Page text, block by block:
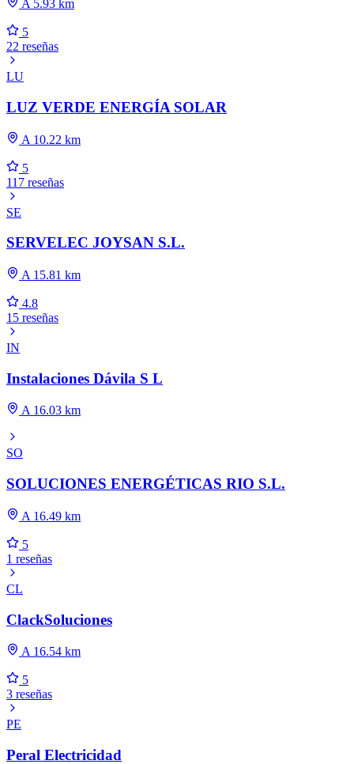
A 5.93 km
5
22 reseñas
LU
LUZ VERDE ENERGÍA SOLAR
A 10.22 km
5
117 reseñas
SE
SERVELEC JOYSAN S.L.
A 15.81 km
4.8
15 reseñas
IN
Instalaciones Dávila S L
A 16.03 km
SO
SOLUCIONES ENERGÉTICAS RIO S.L.
A 16.49 km
5
1 reseñas
CL
ClackSoluciones
A 16.54 km
5
3 reseñas
PE
Peral Electricidad